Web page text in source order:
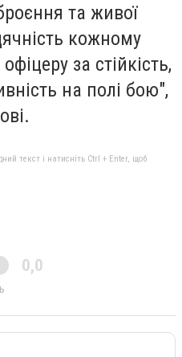
та живої
кожному
за стійкість,
на полі бою",
текст і натисніть Ctrl + Enter, щоб
0,0